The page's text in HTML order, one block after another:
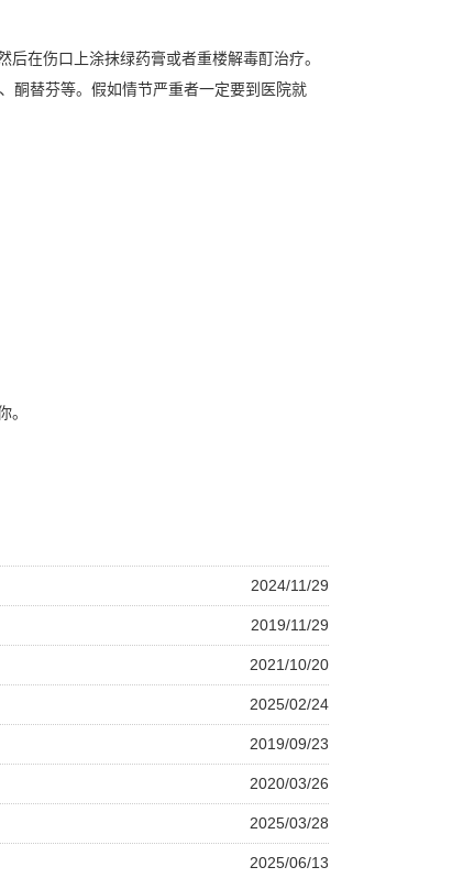
在伤口上涂抹绿药膏或者重楼解毒酊治疗。
酮替芬等。假如情节严重者一定要到医院就
。
2024/11/29
2019/11/29
2021/10/20
2025/02/24
2019/09/23
2020/03/26
2025/03/28
2025/06/13